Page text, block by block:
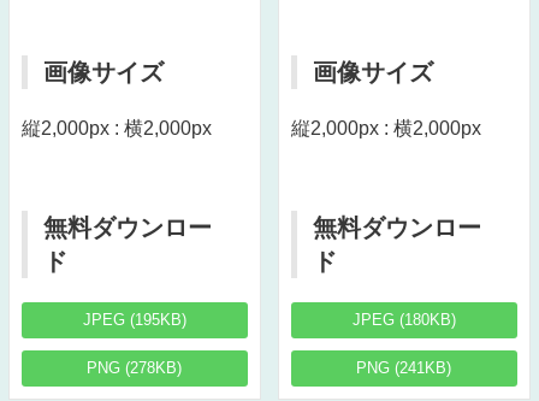
画像サイズ
縦2,000px : 横2,000px
無料ダウンロー
ド
JPEG (195KB)
PNG (278KB)
画像サイズ
縦2,000px : 横2,000px
無料ダウンロー
ド
JPEG (180KB)
PNG (241KB)